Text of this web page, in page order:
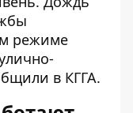
режиме
в КГГА.